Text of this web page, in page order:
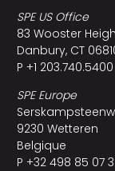
SPE US Office
83 Wooster
Danbury, CT
P +1 203.740.5400
SPE Europe
9230 Wetteren
Belgique
P +32 498 85 07